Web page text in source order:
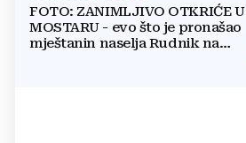
FOTO: ZANIMLJIVO OTKRIĆE U
MOSTARU - evo što je pronašao
mještanin naselja Rudnik na